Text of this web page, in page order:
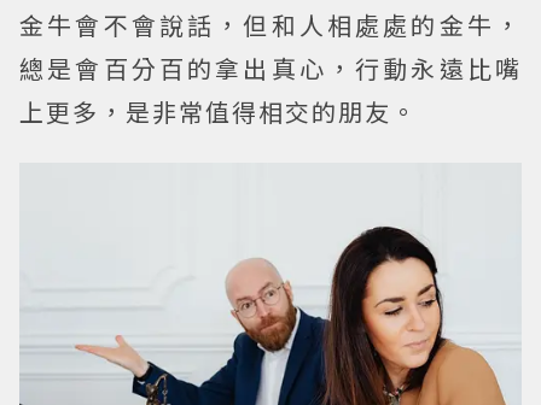
金牛會不會說話，但和人相處處的金牛，
總是會百分百的拿出真心，行動永遠比嘴
上更多，是非常值得相交的朋友。